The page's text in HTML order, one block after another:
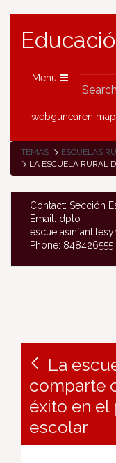
Menu
webgunearen
TEMAS ESCUELAS
LA ESCUELA RURAL DE MONREAL COMPARTE CON EL PUEBLO SU ÉXITO EN EL PROYECTO DE HUERTO ESCOLAR
Contact: Sección
Email: dpto-
Phone:
La
comparte
éxito en
escolar